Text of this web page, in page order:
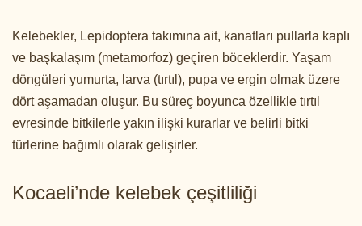
Kelebekler, Lepidoptera takımına ait, kanatları pullarla kaplı
ve başkalaşım (metamorfoz) geçiren böceklerdir. Yaşam
döngüleri yumurta, larva (tırtıl), pupa ve ergin olmak üzere
dört aşamadan oluşur. Bu süreç boyunca özellikle tırtıl
evresinde bitkilerle yakın ilişki kurarlar ve belirli bitki
türlerine bağımlı olarak gelişirler.
Kocaeli’nde kelebek çeşitliliği